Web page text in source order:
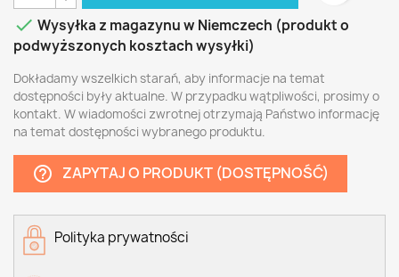
 Wysyłka z magazynu w Niemczech (produkt o
podwyższonych kosztach wysyłki)
Dokładamy wszelkich starań, aby informacje na temat
dostępności były aktualne. W przypadku wątpliwości, prosimy o
kontakt. W wiadomości zwrotnej otrzymają Państwo informację
na temat dostępności wybranego produktu.
help_outline ZAPYTAJ O PRODUKT (DOSTĘPNOŚĆ)
Polityka prywatności